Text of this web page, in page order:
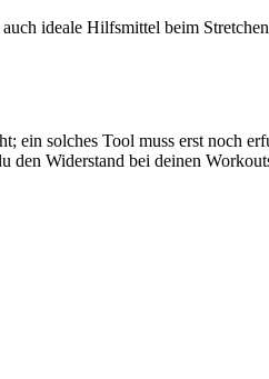
ideale Hilfsmittel beim
solches Tool muss erst noch
Widerstand bei deinen